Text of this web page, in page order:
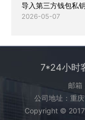
导入第三方钱包私
2026-05-07
7*24小时
邮
公司地址：重
Copyright ©